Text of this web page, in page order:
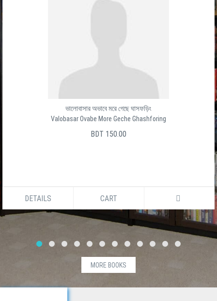
ভালোবাসার অভাবে মরে গেছে ঘাসফড়িং
Valobasar Ovabe More Geche Ghashforing
BDT 150.00
DETAILS CART
MORE BOOKS